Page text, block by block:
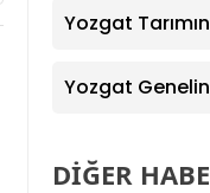
Yozgat
Yozgat
DİĞER